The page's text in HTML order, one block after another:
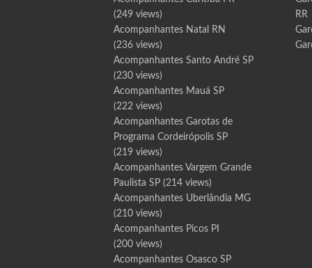
(249 views)
Acompanhantes Natal RN
(236 views)
Acompanhantes Santo André SP
(230 views)
Acompanhantes Mauá SP
(222 views)
Acompanhantes Garotas de
Programa Cordeirópolis SP
(219 views)
Acompanhantes Vargem Grande
Paulista SP (214 views)
Acompanhantes Uberlândia MG
(210 views)
Acompanhantes Picos PI
(200 views)
Acompanhantes Osasco SP
RR